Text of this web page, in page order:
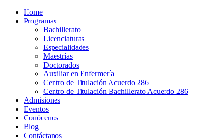
Home
Programas
Bachillerato
Licenciaturas
Especialidades
Maestrías
Doctorados
Auxiliar en Enfermería
Centro de Titulación Acuerdo 286
Centro de Titulación Bachillerato Acuerdo 286
Admisiones
Eventos
Conócenos
Blog
Contáctanos